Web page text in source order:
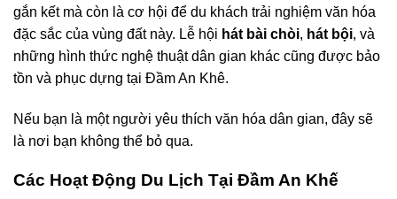
gắn kết mà còn là cơ hội để du khách trải nghiệm văn hóa
đặc sắc của vùng đất này. Lễ hội hát bài chòi, hát bội, và
những hình thức nghệ thuật dân gian khác cũng được bảo
tồn và phục dựng tại Đầm An Khê.
Nếu bạn là một người yêu thích văn hóa dân gian, đây sẽ
là nơi bạn không thể bỏ qua.
Các Hoạt Động Du Lịch Tại Đầm An Khế